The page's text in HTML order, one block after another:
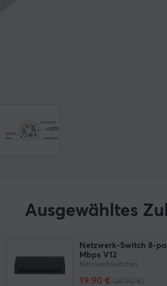
Ausgewähltes
Netzwerk-Switch 8-
Mbps V12
Netzwerkswitches
19.90 €